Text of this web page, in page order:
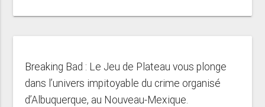
Breaking Bad : Le Jeu de Plateau vous plonge
dans l’univers impitoyable du crime organisé
d’Albuquerque, au Nouveau-Mexique.